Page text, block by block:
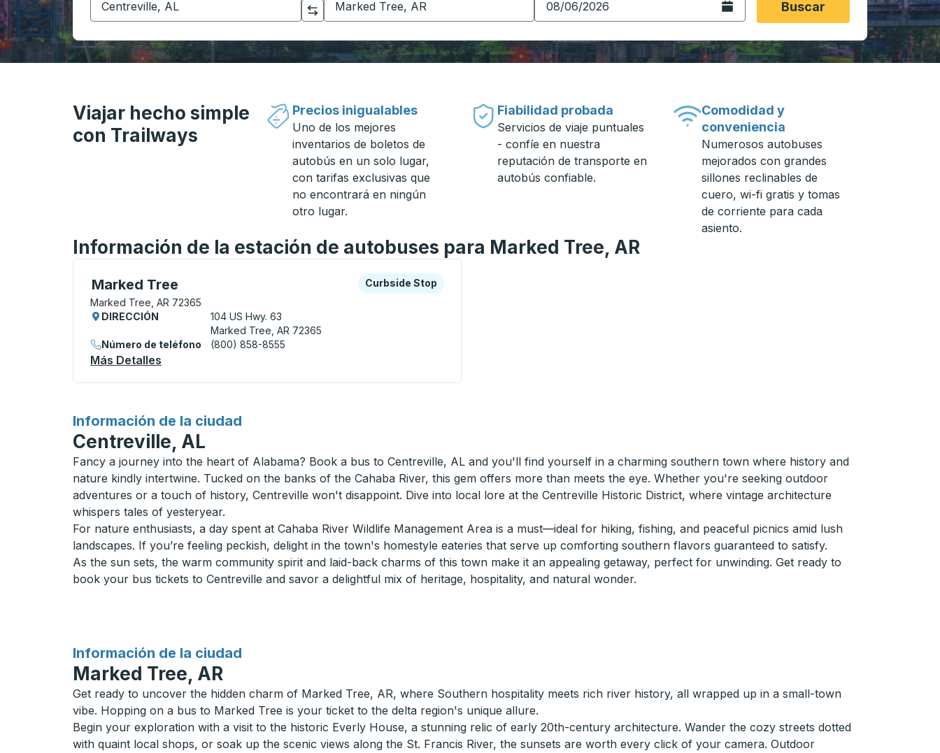
Haga clic para cambiar sus selecciones de origen y destino
Abra el calendario.Buscar
Viajar hecho simple
con Trailways
Precios inigualables
Uno de los mejores
inventarios de boletos de
autobús en un solo lugar,
con tarifas exclusivas que
no encontrará en ningún
otro lugar.
Fiabilidad probada
Servicios de viaje puntuales
- confíe en nuestra
reputación de transporte en
autobús confiable.
Comodidad y
conveniencia
Numerosos autobuses
mejorados con grandes
sillones reclinables de
cuero, wi-fi gratis y tomas
de corriente para cada
asiento.
Información de la estación de autobuses para Marked Tree, AR
Marked Tree
Curbside Stop, utilice las teclas de flecha o la tecla tabulador para explorar más sobre esta estación de autobuses.
Marked Tree, AR 72365
Curbside Stop
Curbside Stop
DIRECCIÓN
104 US Hwy. 63
Marked Tree, AR 72365
Número de teléfono
(800) 858-8555
Más Detalles
Información de la ciudad
para
Centreville, AL
Fancy a journey into the heart of Alabama? Book a bus to Centreville, AL and you'll find yourself in a charming southern town where history and
nature kindly intertwine. Tucked on the banks of the Cahaba River, this gem offers more than meets the eye. Whether you're seeking outdoor
adventures or a touch of history, Centreville won't disappoint. Dive into local lore at the Centreville Historic District, where vintage architecture
whispers tales of yesteryear.
For nature enthusiasts, a day spent at Cahaba River Wildlife Management Area is a must—ideal for hiking, fishing, and peaceful picnics amid lush
landscapes. If you’re feeling peckish, delight in the town's homestyle eateries that serve up comforting southern flavors guaranteed to satisfy.
As the sun sets, the warm community spirit and laid-back charms of this town make it an appealing getaway, perfect for unwinding. Get ready to
book your bus tickets to Centreville and savor a delightful mix of heritage, hospitality, and natural wonder.
Información de la ciudad
para
Marked Tree, AR
Get ready to uncover the hidden charm of Marked Tree, AR, where Southern hospitality meets rich river history, all wrapped up in a small-town
vibe. Hopping on a bus to Marked Tree is your ticket to the delta region's unique allure.
Begin your exploration with a visit to the historic Everly House, a stunning relic of early 20th-century architecture. Wander the cozy streets dotted
with quaint local shops, or soak up the scenic views along the St. Francis River, the sunsets are worth every click of your camera. Outdoor